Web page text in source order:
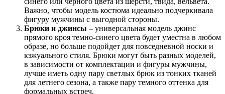
Важно, чтобы модель костюма идеально подчеркивала
фигуру мужчины с выгодной стороны.
Брюки и джинсы – универсальная модель джинс
прямого кроя темно-синего цвета будет уместна в любом
образе, но больше подойдет для повседневной носки и
кэжуального стиля. Брюки могут быть разных моделей,
в зависимости от комплектации и фигуры мужчины,
лучше иметь одну пару светлых брюк из тонких тканей
для летнего сезона, а также пару темного оттенка для
формальных встреч.